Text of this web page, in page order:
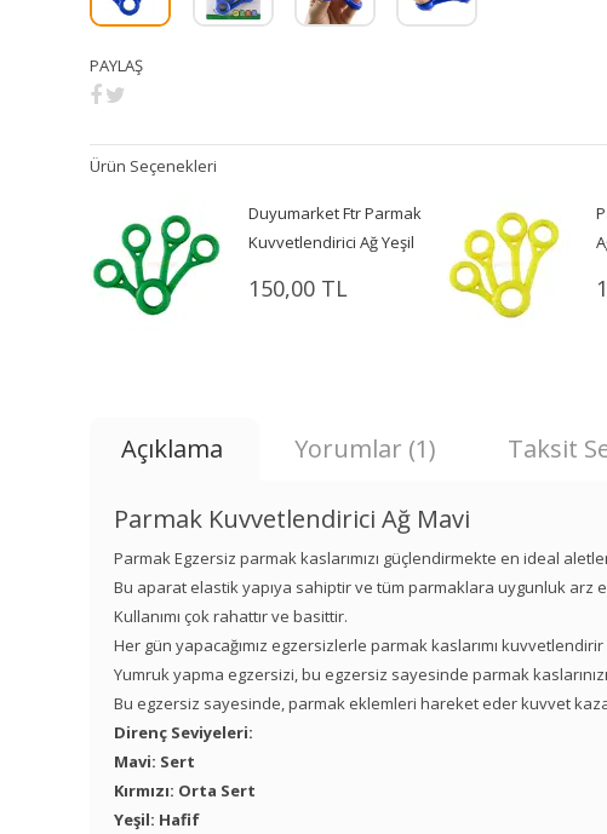
PAYLAŞ
Ürün Seçenekleri
Duyumarket Ftr Parmak
Kuvvetlendirici Ağ Yeşil
150,00 TL
Açıklama Yorumlar (1) Taksit
Parmak Kuvvetlendirici Ağ Mavi
Parmak Egzersiz parmak kaslarımızı güçlendirmekte en ideal
Bu aparat elastik yapıya sahiptir ve tüm parmaklara uygunluk arz
Kullanımı çok rahattır ve basittir.
Her gün yapacağımız egzersizlerle parmak kaslarımı
Yumruk yapma egzersizi, bu egzersiz sayesinde parmak
Bu egzersiz sayesinde, parmak eklemleri hareket eder kuvvet
Direnç Seviyeleri:
Mavi: Sert
Kırmızı: Orta Sert
Yeşil: Hafif